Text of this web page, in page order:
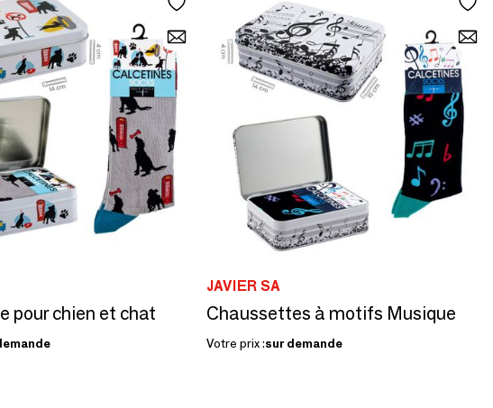
pour chien et chat
JAVIER SA
Chaussettes à motifs Musique
Votre prix :sur demande